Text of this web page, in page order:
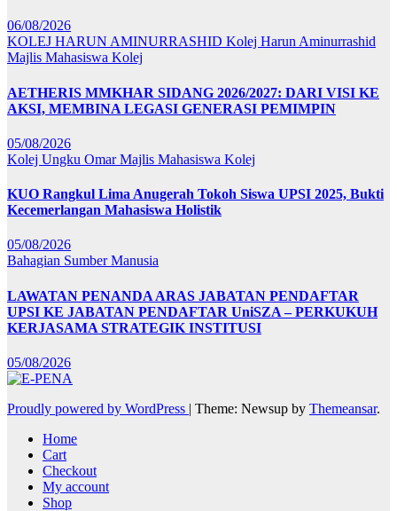
06/08/2026
KOLEJ HARUN AMINURRASHID Kolej Harun Aminurrashid
Majlis Mahasiswa Kolej
AETHERIS MMKHAR SIDANG 2026/2027: DARI VISI KE
AKSI, MEMBINA LEGASI GENERASI PEMIMPIN
05/08/2026
Kolej Ungku OmarMajlis Mahasiswa Kolej
KUO Rangkul Lima Anugerah Tokoh Siswa UPSI 2025, Bukti
Kecemerlangan Mahasiswa Holistik
05/08/2026
Bahagian Sumber Manusia
LAWATAN PENANDA ARAS JABATAN PENDAFTAR
UPSI KE JABATAN PENDAFTAR UniSZA – PERKUKUH
KERJASAMA STRATEGIK INSTITUSI
05/08/2026
Proudly powered by WordPress | Theme: Newsup by Themeansar.
Home
Cart
Checkout
My account
Shop